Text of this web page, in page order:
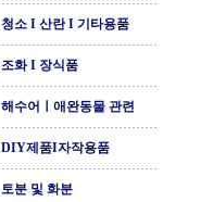
청소 I 산란 I 기타용품
조화 I 장식품
해수어ㅣ애완동물 관련
DIY제품I자작용품
토분 및 화분